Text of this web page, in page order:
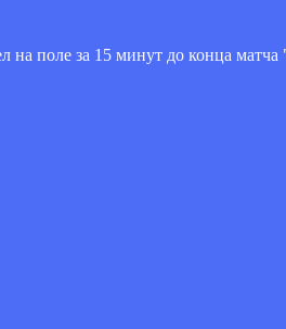
на поле за 15 минут до конца